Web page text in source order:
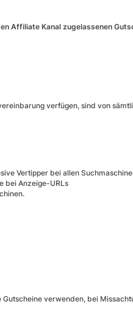
Affiliate Kanal zugelassenen
verfügen, sind von
Vertipper bei allen
bei Anzeige-URLs
verwenden, bei